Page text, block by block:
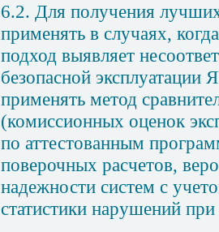
6.2. Для получения
применять в случаях,
подход выявляет
безопасной эксплуатации
применять метод
(комиссионных оценок
по аттестованным
поверочных расчетов,
надежности систем с
статистики нарушений при